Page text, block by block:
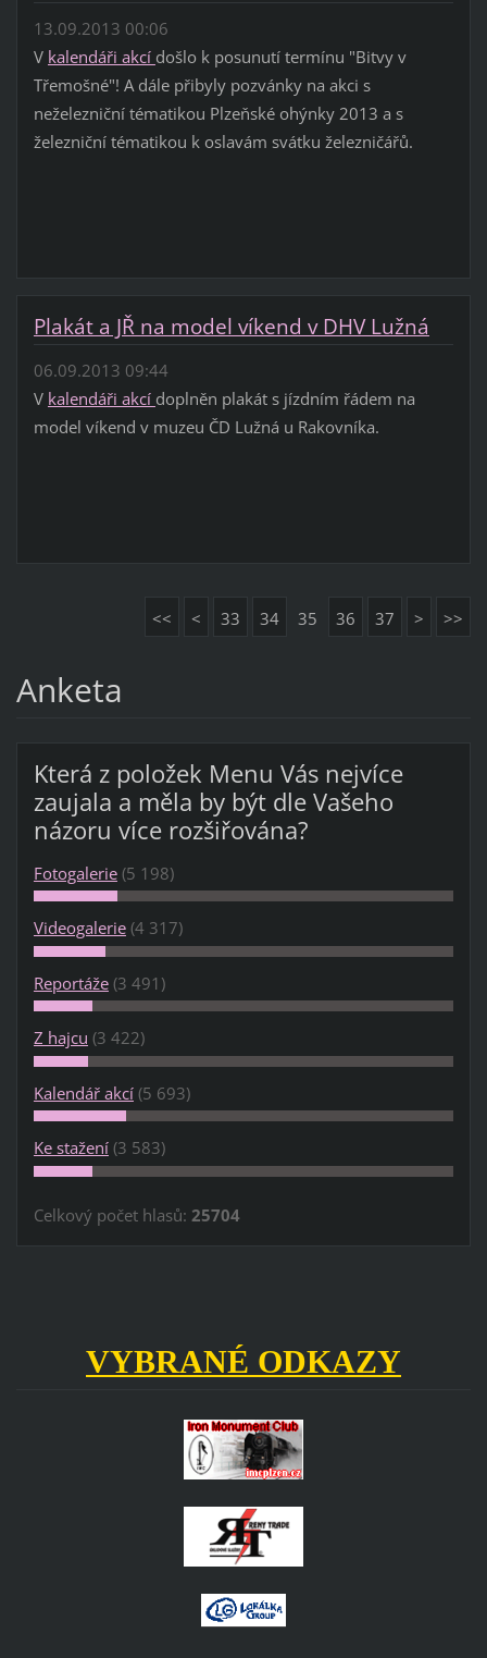
13.09.2013 00:06
V kalendáři akcí došlo k posunutí termínu "Bitvy v
Třemošné"! A dále přibyly pozvánky na akci s
neželezniční tématikou Plzeňské ohýnky 2013 a s
železniční tématikou k oslavám svátku železničářů.
Plakát a JŘ na model víkend v DHV Lužná
06.09.2013 09:44
V kalendáři akcí doplněn plakát s jízdním řádem na
model víkend v muzeu ČD Lužná u Rakovníka.
<< < 33 34 35 36 37 > >>
Anketa
Která z položek Menu Vás nejvíce
zaujala a měla by být dle Vašeho
názoru více rozšiřována?
Fotogalerie (5 198)
Videogalerie (4 317)
Reportáže (3 491)
Z hajcu (3 422)
Kalendář akcí (5 693)
Ke stažení (3 583)
Celkový počet hlasů: 25704
VYBRANÉ ODKAZY